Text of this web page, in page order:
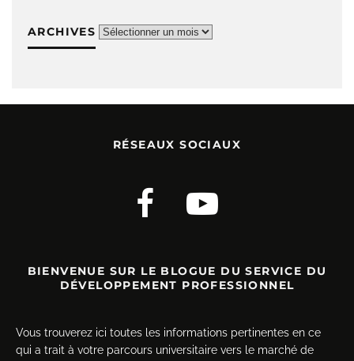
ARCHIVES Archives
RÉSEAUX SOCIAUX
BIENVENUE SUR LE BLOGUE DU SERVICE DU
DÉVELOPPEMENT PROFESSIONNEL
Vous trouverez ici toutes les informations pertinentes en ce
qui a trait à votre parcours universitaire vers le marché de